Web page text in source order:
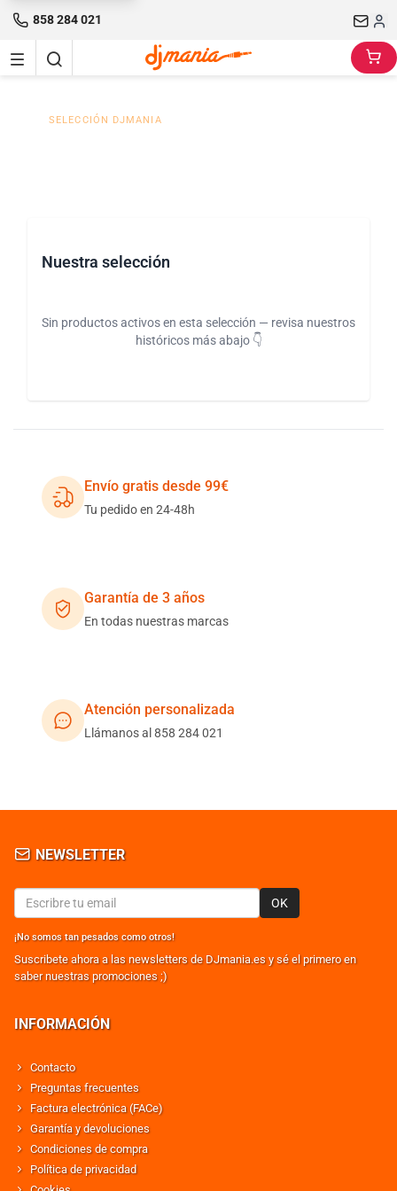
858 284 021
SELECCIÓN DJMANIA
Nuestra selección
Sin productos activos en esta selección — revisa nuestros
históricos más abajo 👇
Envío gratis desde 99€
Tu pedido en 24-48h
Garantía de 3 años
En todas nuestras marcas
Atención personalizada
Llámanos al 858 284 021
NEWSLETTER
OK
¡No somos tan pesados como otros!
Suscribete ahora a las newsletters de DJmania.es y sé el primero en
saber nuestras promociones ;)
INFORMACIÓN
Contacto
Preguntas frecuentes
Factura electrónica (FACe)
Garantía y devoluciones
Condiciones de compra
Política de privacidad